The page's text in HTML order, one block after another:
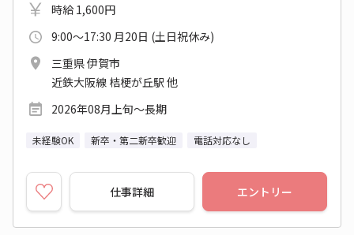
時給 1,600円
9:00～17:30 月20日 (土日祝休み)
三重県 伊賀市
近鉄大阪線 桔梗が丘駅 他
2026年08月上旬～長期
未経験OK 新卒・第二新卒歓迎 電話対応なし
仕事詳細 エントリー